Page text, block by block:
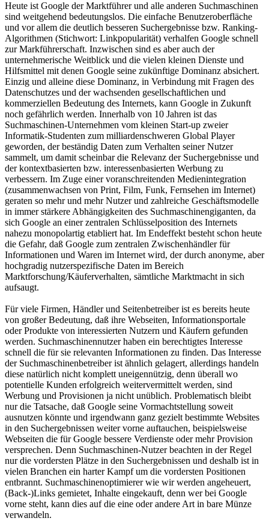
Heute ist Google der Marktführer und alle anderen Suchmaschinen
sind weitgehend bedeutungslos. Die einfache Benutzeroberfläche
und vor allem die deutlich besseren Suchergebnisse bzw. Ranking-
Algorithmen (Stichwort: Linkpopularität) verhalfen Google schnell
zur Markführerschaft. Inzwischen sind es aber auch der
unternehmerische Weitblick und die vielen kleinen Dienste und
Hilfsmittel mit denen Google seine zukünftige Dominanz absichert.
Einzig und alleine diese Dominanz, in Verbindung mit Fragen des
Datenschutzes und der wachsenden gesellschaftlichen und
kommerziellen Bedeutung des Internets, kann Google in Zukunft
noch gefährlich werden. Innerhalb von 10 Jahren ist das
Suchmaschinen-Unternehmen vom kleinen Start-up zweier
Informatik-Studenten zum milliardenschweren Global Player
geworden, der beständig Daten zum Verhalten seiner Nutzer
sammelt, um damit scheinbar die Relevanz der Suchergebnisse und
der kontextbasierten bzw. interessenbasierten Werbung zu
verbessern. Im Zuge einer voranschreitenden Medienintegration
(zusammenwachsen von Print, Film, Funk, Fernsehen im Internet)
geraten so mehr und mehr Nutzer und zahlreiche Geschäftsmodelle
in immer stärkere Abhängigkeiten des Suchmaschinengiganten, da
sich Google an einer zentralen Schlüsselposition des Internets
nahezu monopolartig etabliert hat. Im Endeffekt besteht schon heute
die Gefahr, daß Google zum zentralen Zwischenhändler für
Informationen und Waren im Internet wird, der durch anonyme, aber
hochgradig nutzerspezifische Daten im Bereich
Marktforschung/Käuferverhalten, sämtliche Marktmacht in sich
aufsaugt.
Für viele Firmen, Händler und Seitenbetreiber ist es bereits heute
von großer Bedeutung, daß ihre Webseiten, Informationsportale
oder Produkte von interessierten Nutzern und Käufern gefunden
werden. Suchmaschinennutzer haben ein berechtigtes Interesse
schnell die für sie relevanten Informationen zu finden. Das Interesse
der Suchmaschinenbetreiber ist ähnlich gelagert, allerdings handeln
diese natürlich nicht komplett uneigennützig, denn überall wo
potentielle Kunden erfolgreich weitervermittelt werden, sind
Werbung und Provisionen ja nicht unüblich. Problematisch bleibt
nur die Tatsache, daß Google seine Vormachtstellung soweit
ausnutzen könnte und irgendwann ganz gezielt bestimmte Websites
in den Suchergebnissen weiter vorne auftauchen, beispielsweise
Webseiten die für Google bessere Verdienste oder mehr Provision
versprechen. Denn Suchmaschinen-Nutzer beachten in der Regel
nur die vordersten Plätze in den Suchergebnissen und deshalb ist in
vielen Branchen ein harter Kampf um die vordersten Positionen
entbrannt. Suchmaschinenoptimierer wie wir werden angeheuert,
(Back-)Links gemietet, Inhalte eingekauft, denn wer bei Google
vorne steht, kann dies auf die eine oder andere Art in bare Münze
verwandeln.